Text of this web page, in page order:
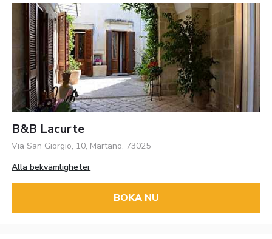
B&B Lacurte
Via San Giorgio, 10, Martano, 73025
Alla bekvämligheter
BOKA NU